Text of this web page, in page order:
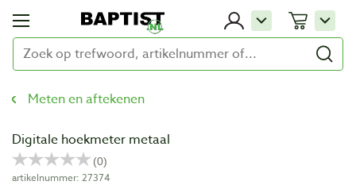
Meten en aftekenen
Digitale hoekmeter metaal
artikelnummer: 27374